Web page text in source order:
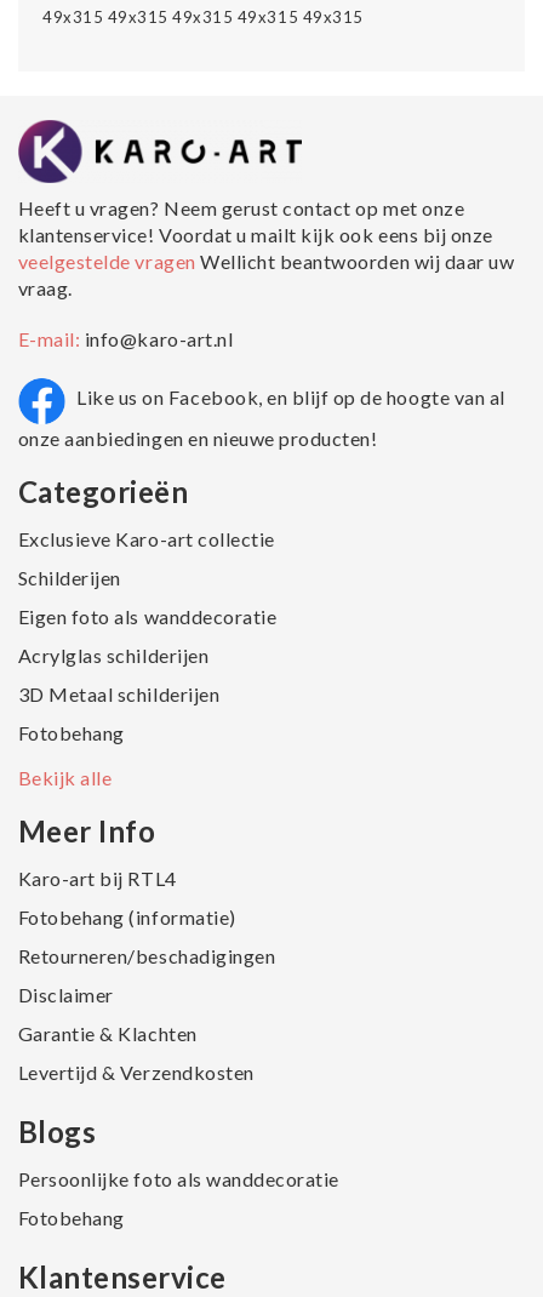
49x315 49x315 49x315 49x315 49x315
Heeft u vragen? Neem gerust contact op met onze
klantenservice! Voordat u mailt kijk ook eens bij onze
veelgestelde vragenWellicht beantwoorden wij daar uw
vraag.
E-mail: info@karo-art.nl
Like us on Facebook, en blijf op de hoogte van al
onze aanbiedingen en nieuwe producten!
Categorieën
Exclusieve Karo-art collectie
Schilderijen
Eigen foto als wanddecoratie
Acrylglas schilderijen
3D Metaal schilderijen
Fotobehang
Bekijk alle
Meer Info
Karo-art bij RTL4
Fotobehang (informatie)
Retourneren/beschadigingen
Disclaimer
Garantie & Klachten
Levertijd & Verzendkosten
Blogs
Persoonlijke foto als wanddecoratie
Fotobehang
Klantenservice